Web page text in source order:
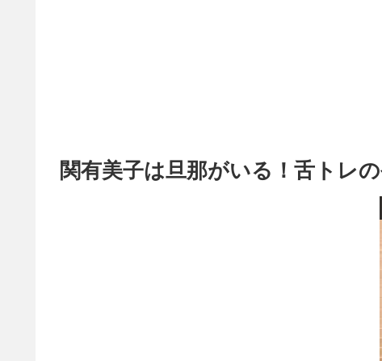
関有美子は旦那がいる！舌トレ